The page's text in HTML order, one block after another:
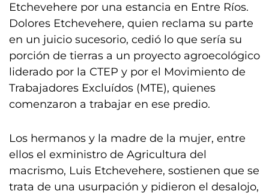
Etchevehere por una estancia en Entre Ríos.
Dolores Etchevehere, quien reclama su parte
en un juicio sucesorio, cedió lo que sería su
porción de tierras a un proyecto agroecológico
liderado por la CTEP y por el Movimiento de
Trabajadores Excluídos (MTE), quienes
comenzaron a trabajar en ese predio.
Los hermanos y la madre de la mujer, entre
ellos el exministro de Agricultura del
macrismo, Luis Etchevehere, sostienen que se
trata de una usurpación y pidieron el desalojo,